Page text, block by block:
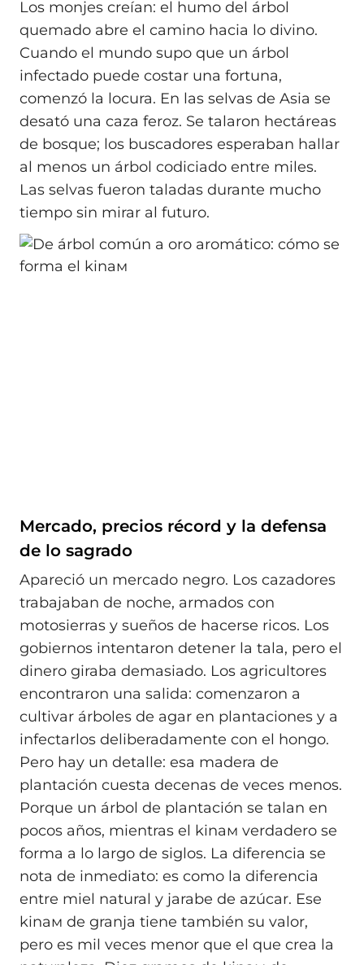
Los monjes creían: el humo del árbol
quemado abre el camino hacia lo divino.
Cuando el mundo supo que un árbol
infectado puede costar una fortuna,
comenzó la locura. En las selvas de Asia se
desató una caza feroz. Se talaron hectáreas
de bosque; los buscadores esperaban hallar
al menos un árbol codiciado entre miles.
Las selvas fueron taladas durante mucho
tiempo sin mirar al futuro.
Mercado, precios récord y la defensa
de lo sagrado
Apareció un mercado negro. Los cazadores
trabajaban de noche, armados con
motosierras y sueños de hacerse ricos. Los
gobiernos intentaron detener la tala, pero el
dinero giraba demasiado. Los agricultores
encontraron una salida: comenzaron a
cultivar árboles de agar en plantaciones y a
infectarlos deliberadamente con el hongo.
Pero hay un detalle: esa madera de
plantación cuesta decenas de veces menos.
Porque un árbol de plantación se talan en
pocos años, mientras el kinaм verdadero se
forma a lo largo de siglos. La diferencia se
nota de inmediato: es como la diferencia
entre miel natural y jarabe de azúcar. Ese
kinaм de granja tiene también su valor,
pero es mil veces menor que el que crea la